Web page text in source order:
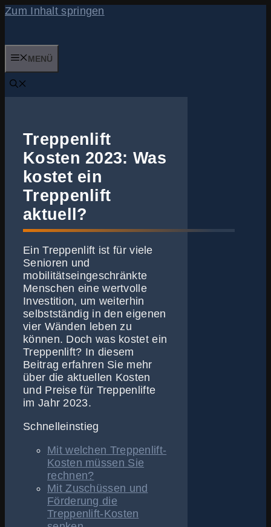
Zum Inhalt springen
MENÜ
Treppenlift
Kosten 2023: Was
kostet ein
Treppenlift
aktuell?
Ein Treppenlift ist für viele
Senioren und
mobilitätseingeschränkte
Menschen eine wertvolle
Investition, um weiterhin
selbstständig in den eigenen
vier Wänden leben zu
können. Doch was kostet ein
Treppenlift? In diesem
Beitrag erfahren Sie mehr
über die aktuellen Kosten
und Preise für Treppenlifte
im Jahr 2023.
Schnelleinstieg
Mit welchen Treppenlift-
Kosten müssen Sie
rechnen?
Mit Zuschüssen und
Förderung die
Treppenlift-Kosten